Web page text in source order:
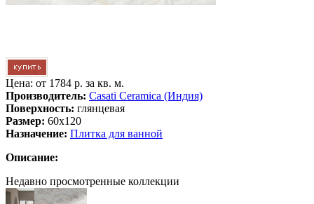
Цена: от 1784 р. за кв. м.
Производитель: Casati Ceramica (Индия)
Поверхность: глянцевая
Размер: 60x120
Назначение: Плитка для ванной
Описание:
Недавно просмотренные коллекции